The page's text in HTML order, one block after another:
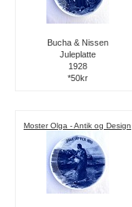
Bucha & Nissen
Juleplatte
1928
*50kr
Moster Olga - Antik og Design